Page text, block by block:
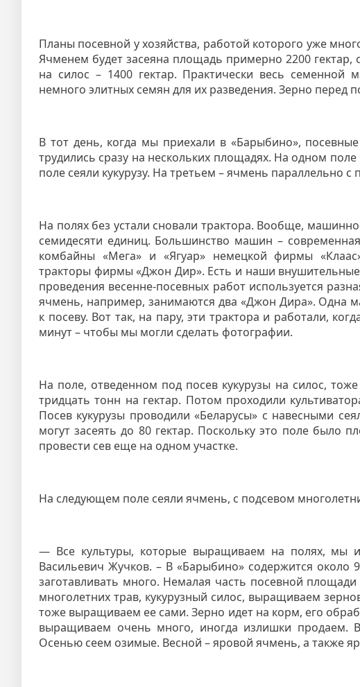
Планы посевной у хозяйства, работой которого уже
Ячменем будет засеяна площадь примерно 2200 гектар,
на силос – 1400 гектар. Практически весь семенной
немного элитных семян для их разведения. Зерно перед
В тот день, когда мы приехали в «Барыбино»,
трудились сразу на нескольких площадях. На одном
поле сеяли кукурузу. На третьем – ячмень параллельно с
На полях без устали сновали трактора. Вообще,
семидесяти единиц. Большинство машин –
комбайны «Мега» и «Ягуар» немецкой фирмы
тракторы фирмы «Джон Дир». Есть и наши
проведения весенне-посевных работ используется
ячмень, например, занимаются два «Джон Дира». Одна
к посеву. Вот так, на пару, эти трактора и работали,
минут – чтобы мы могли сделать фотографии.
На поле, отведенном под посев кукурузы на силос,
тридцать тонн на гектар. Потом проходили
Посев кукурузы проводили «Беларусы» с навесными
могут засеять до 80 гектар. Поскольку это поле
провести сев еще на одном участке.
На следующем поле сеяли ячмень, с подсевом
— Все культуры, которые выращиваем на полях, мы
Васильевич Жучков. – В «Барыбино» содержится около
заготавливать много. Немалая часть посевной
многолетних трав, кукурузный силос, выращиваем
тоже выращиваем ее сами. Зерно идет на корм, его
выращиваем очень много, иногда излишки
Осенью сеем озимые. Весной – яровой ячмень, а также